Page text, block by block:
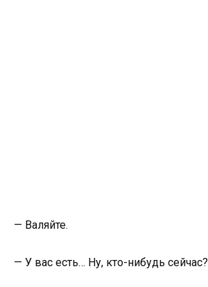
— Валяйте.
— У вас есть… Ну, кто-нибудь сейчас?